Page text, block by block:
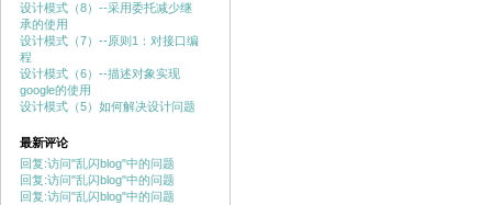
设计模式（8）--采用委托减少继
承的使用
设计模式（7）--原则1：对接口编
程
设计模式（6）--描述对象实现
google的使用
设计模式（5）如何解决设计问题
最新评论
回复:访问"乱闪blog"中的问题
回复:访问"乱闪blog"中的问题
回复:访问"乱闪blog"中的问题